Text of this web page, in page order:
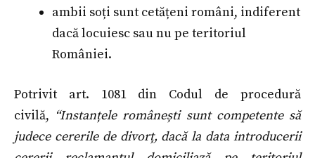
ambii soți sunt cetățeni români, indiferent
dacă locuiesc sau nu pe teritoriul
României.
Potrivit art. 1081 din Codul de procedură
civilă, “Instanțele românești sunt competente să
judece cererile de divorț, dacă la data introducerii